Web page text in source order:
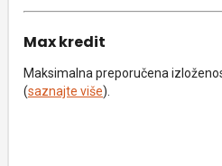
Max kredit
Maksimalna preporučena
(saznajte više).